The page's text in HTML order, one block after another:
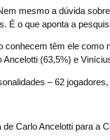
mesmo a dúvida
É o que aponta a
têm ele
(63,5%) e
– 62
Carlo Ancelotti para a